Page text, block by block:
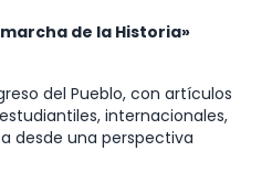
de la Historia»
del Pueblo, con artículos
internacionales,
desde una perspectiva